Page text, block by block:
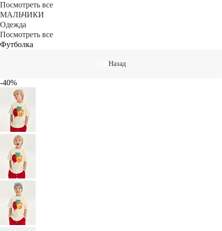
Посмотреть все
МАЛЬЧИКИ
Одежда
Посмотреть все
Футболка
Назад
-40%